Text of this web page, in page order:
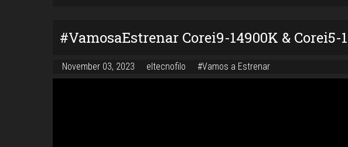
#VamosaEstrenar Corei9-14900K & Corei5-
November 03, 2023 eltecnofilo #Vamos a Estrenar